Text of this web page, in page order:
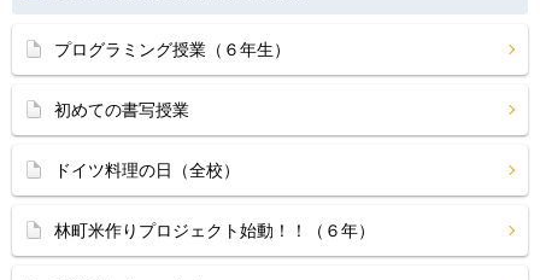
プログラミング授業（６年生）
初めての書写授業
ドイツ料理の日（全校）
林町米作りプロジェクト始動！！（６年）